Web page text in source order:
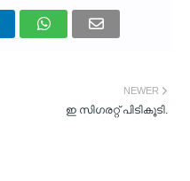
NEWER
ഇ സിഗരറ്റ് പിടികൂടി.